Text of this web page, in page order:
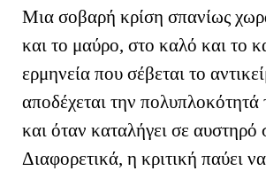
Μια σοβαρή κρίση σπανίως
και το μαύρο, στο καλό και το
ερμηνεία που σέβεται το
αποδέχεται την
και όταν καταλήγει σε
Διαφορετικά, η κριτική παύει